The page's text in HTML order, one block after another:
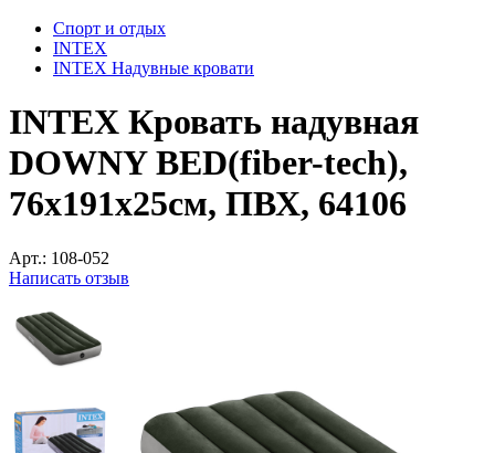
Спорт и отдых
INTEX
INTEX Надувные кровати
INTEX Кровать надувная
DOWNY BED(fiber-tech),
76x191x25см, ПВХ, 64106
Арт.: 108-052
Написать отзыв